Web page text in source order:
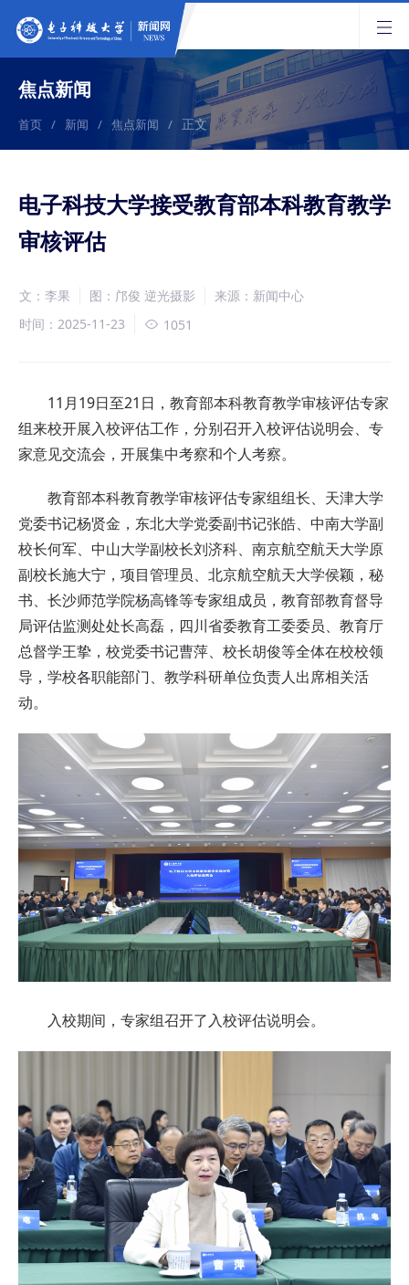
焦点新闻
首页 / 新闻 / 焦点新闻 / 正文
电子科技大学接受教育部本科教育教学
审核评估
文：李果 图：邝俊 逆光摄影
来源：新闻中心
时间：2025-11-23
1051
11月19日至21日，教育部本科教育教学审核评估专家
组来校开展入校评估工作，分别召开入校评估说明会、专
家意见交流会，开展集中考察和个人考察。
教育部本科教育教学审核评估专家组组长、天津大学
党委书记杨贤金，东北大学党委副书记张皓、中南大学副
校长何军、中山大学副校长刘济科、南京航空航天大学原
副校长施大宁，项目管理员、北京航空航天大学侯颖，秘
书、长沙师范学院杨高锋等专家组成员，教育部教育督导
局评估监测处处长高磊，四川省委教育工委委员、教育厅
总督学王挚，校党委书记曹萍、校长胡俊等全体在校校领
导，学校各职能部门、教学科研单位负责人出席相关活
动。
入校期间，专家组召开了入校评估说明会。